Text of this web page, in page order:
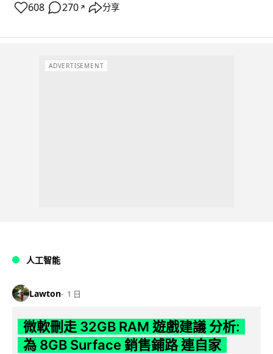
608 270 ↗ 分享
ADVERTISEMENT
人工智能
Lawton 1 日
微軟刪走 32GB RAM 遊戲建議 分析:
為 8GB Surface 銷售鋪路 連自家